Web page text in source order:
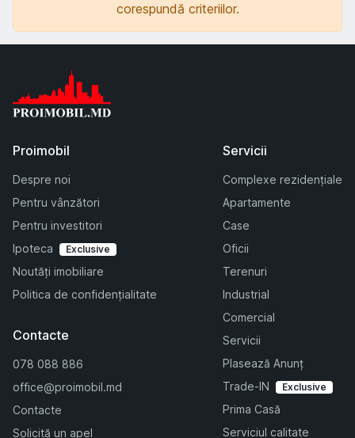
corespundă criteriilor.
Proimobil
Despre noi
Pentru vânzători
Pentru investitori
Ipoteca
Exclusive
Noutăți imobiliare
Politica de confidențialitate
Servicii
Complexe rezidențiale
Apartamente
Case
Oficii
Terenuri
Industrial
Comercial
Servicii
Plasează Anunț
Trade-IN
Exclusive
Prima Casă
Serviciul calitate
Contacte
078 088 886
office@proimobil.md
Contacte
Solicită un apel